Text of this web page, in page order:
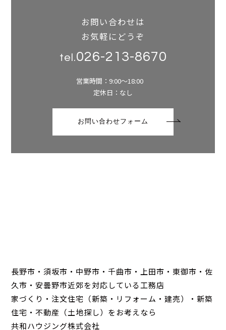
お問い合わせは
お気軽にどうぞ
tel.026-213-8670
営業時間：9:00～18:00
定休日：なし
お問い合わせフォーム
長野市・須坂市・中野市・千曲市・上田市・東御市・佐
久市・安曇野市近郊を対応している工務店
家づくり・注文住宅（新築・リフォーム・建売）・新築
住宅・不動産（土地探し）をお考えなら
共和ハウジング株式会社